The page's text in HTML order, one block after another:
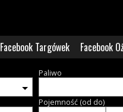
Facebook Targówek Facebook
Paliwo
Pojemność (od do)